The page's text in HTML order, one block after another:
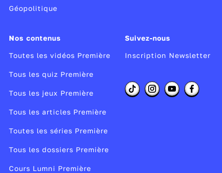
Géopolitique
Nos contenus
Toutes les vidéos Première
Tous les quiz Première
Tous les jeux Première
Tous les articles Première
Toutes les séries Première
Tous les dossiers Première
Cours Lumni Première
Suivez-nous
Inscription Newsletter